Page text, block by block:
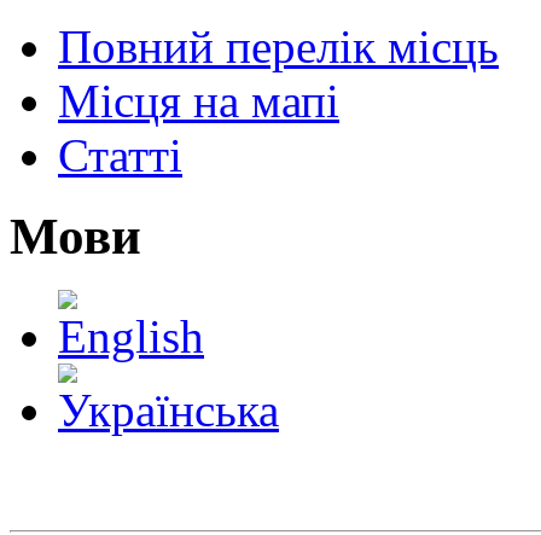
Повний перелік місць
Місця на мапі
Статті
Мови